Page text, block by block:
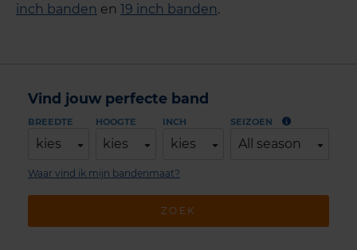
inch banden en 19 inch banden.
Vind jouw perfecte band
BREEDTE
kies
HOOGTE
kies
INCH
kies
SEIZOEN
All season
ZOEK
Waar vind ik mijn bandenmaat?